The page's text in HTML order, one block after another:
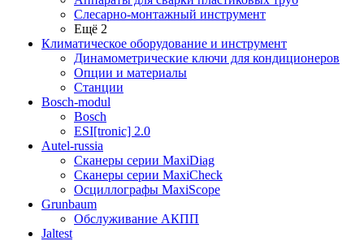
Слесарно-монтажный инструмент
Ещё 2
Климатическое оборудование и инструмент
Динамометрические ключи для кондиционеров
Опции и материалы
Станции
Bosch-modul
Bosch
ESI[tronic] 2.0
Autel-russia
Сканеры серии MaxiDiag
Сканеры серии MaxiCheck
Осциллографы MaxiScope
Grunbaum
Обслуживание АКПП
Jaltest